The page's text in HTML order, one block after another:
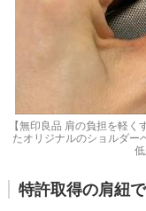
【無印良品 肩の負担を軽
たオリジナルのショルダー
特許取得の肩紐